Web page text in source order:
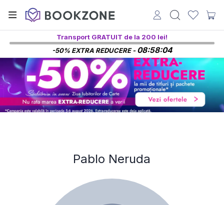
Transport GRATUIT de la 200 lei!
-50% EXTRA REDUCERE -08:58:04
Pablo Neruda